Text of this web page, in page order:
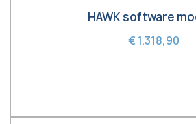
HAWK software
€ 1.318,90